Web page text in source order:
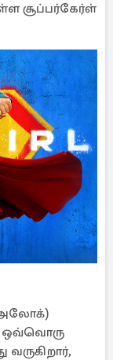
சூப்பர்கேர்ள்
அலோக்)
ஒவ்வொரு